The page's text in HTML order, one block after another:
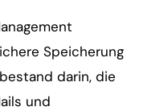
Speicherung
darin, die
und